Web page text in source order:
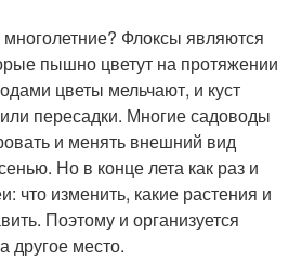
Флоксы являются
пышно цветут на протяжении
цветы мельчают, и куст
пересадки. Многие садоводы
и менять внешний вид
Но в конце лета как раз и
что изменить, какие растения и
Поэтому и организуется
другое место.